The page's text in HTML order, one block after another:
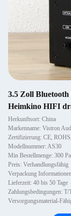
3.5 Zoll
Heimkino HIFI
Herkunftsort: China
Markenname: Vistron
Zertifizierung: CE,
Modellnummer: AS30
Min Bestellmenge: 300
Preis: Verhandlungsfähig
Lieferzeit: 40 bis 50 Tage
Zahlungsbedingungen:
Versorgungsmaterial-